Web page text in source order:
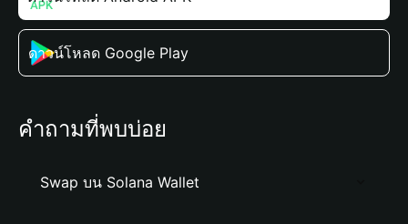
ดาวน์โหลด Google Play
คำถามที่พบบ่อย
Swap บน Solana Wallet